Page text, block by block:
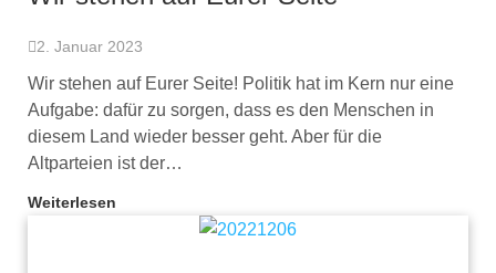
2. Januar 2023
Wir stehen auf Eurer Seite! Politik hat im Kern nur eine
Aufgabe: dafür zu sorgen, dass es den Menschen in
diesem Land wieder besser geht. Aber für die
Altparteien ist der…
Weiterlesen